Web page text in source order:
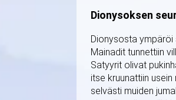
Dionysoksen
Dionysosta ympäröi
Mainadit tunnettiin
Satyyrit olivat
itse kruunattiin
selvästi muiden